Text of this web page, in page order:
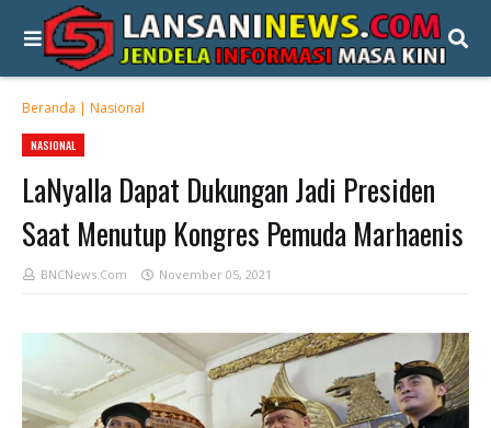
Beranda | Nasional
NASIONAL
LaNyalla Dapat Dukungan Jadi Presiden
Saat Menutup Kongres Pemuda Marhaenis
BNCNews.Com November 05, 2021